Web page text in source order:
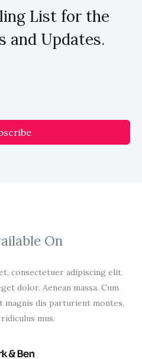
List for the
and Updates.
On
consectetuer adipiscing elit.
dolor. Aenean massa. Cum
magnis dis parturient montes,
mus.